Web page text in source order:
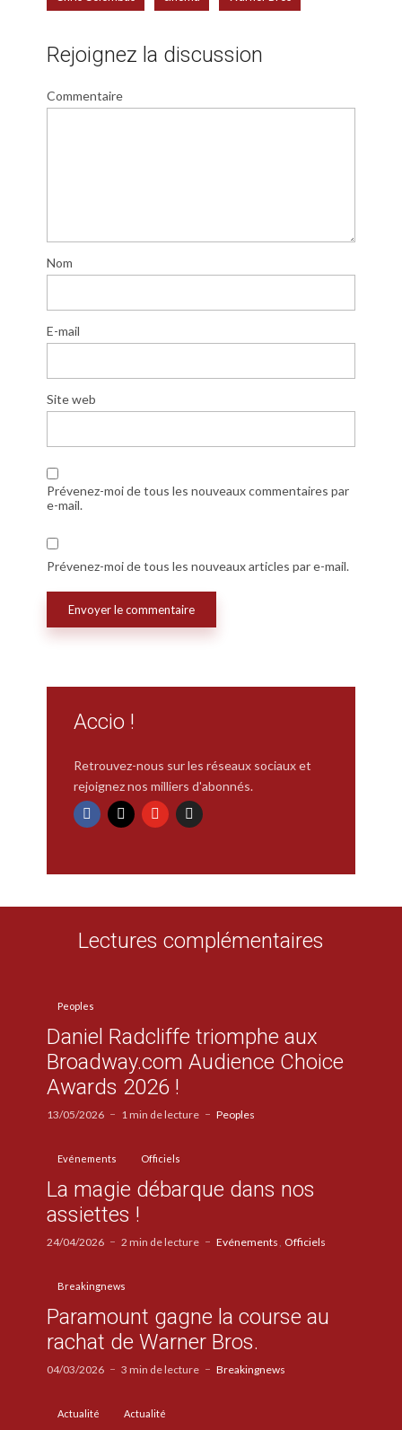
Rejoignez la discussion
Commentaire
Nom
E-mail
Site web
Prévenez-moi de tous les nouveaux commentaires par
e-mail.
Prévenez-moi de tous les nouveaux articles par e-mail.
Accio !
Retrouvez-nous sur les réseaux sociaux et
rejoignez nos milliers d'abonnés.
Lectures complémentaires
Peoples
Daniel Radcliffe triomphe aux
Broadway.com Audience Choice
Awards 2026 !
13/05/2026 1 min de lecture Peoples
Evénements Officiels
La magie débarque dans nos
assiettes !
24/04/2026 2 min de lecture Evénements Officiels
Breakingnews
Paramount gagne la course au
rachat de Warner Bros.
04/03/2026 3 min de lecture Breakingnews
Actualité Actualité